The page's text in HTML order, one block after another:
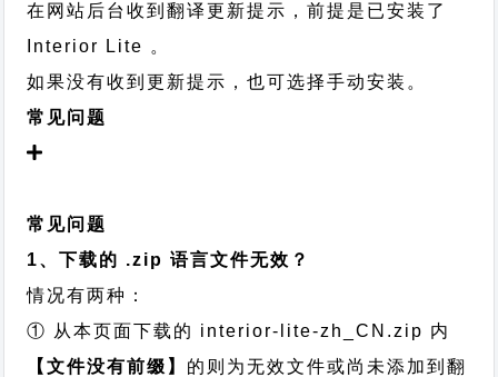
在网站后台收到翻译更新提示，前提是已安装了
Interior Lite 。
如果没有收到更新提示，也可选择手动安装。
常见问题
常见问题
1、下载的 .zip 语言文件无效？
情况有两种：
① 从本页面下载的 interior-lite-zh_CN.zip 内
【文件没有前缀】 的则为无效文件或尚未添加到翻